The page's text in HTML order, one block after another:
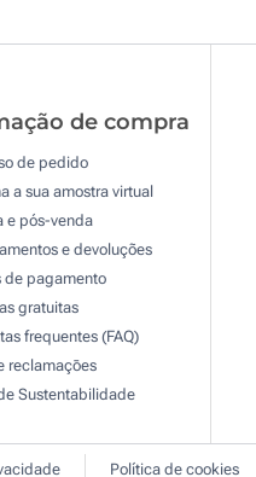
de compra
de pedido
a sua amostra virtual
e pós-venda
e devoluções
de pagamento
gratuitas
frequentes (FAQ)
reclamaçōes
Sustentabilidade
Política de cookies